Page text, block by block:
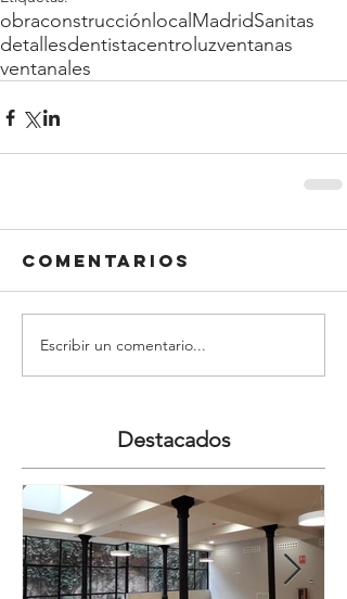
obraconstrucción local MadridSanitas
detallesdentistacentro luzventanas
ventanales
Comentarios
Escribir un comentario...
Destacados